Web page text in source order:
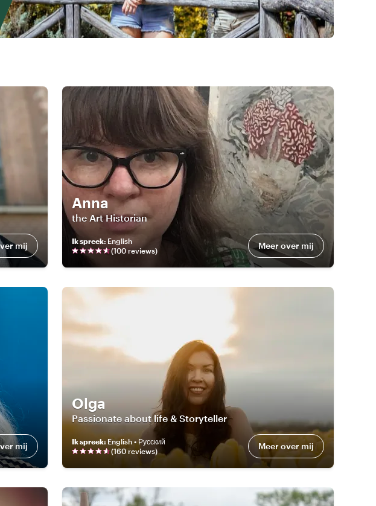
mij
Anna
the Art Historian
Ik spreek: English
(100 reviews) Meer over mij
mij
Olga
Passionate about life & Storyteller
Ik spreek: English • Русский
(160 reviews) Meer over mij